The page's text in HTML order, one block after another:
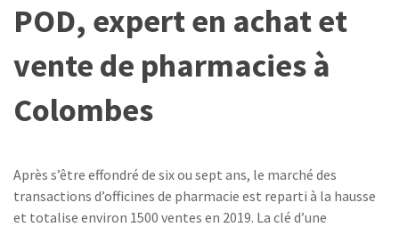
POD, expert en achat et
vente de pharmacies à
Colombes
Après s’être effondré de six ou sept ans, le marché des
transactions d’officines de pharmacie est reparti à la hausse
et totalise environ 1500 ventes en 2019. La clé d’une